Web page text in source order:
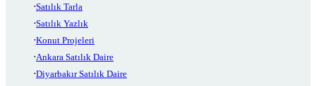
Satılık Tarla
Satılık Yazlık
Konut Projeleri
Ankara Satılık Daire
Diyarbakır Satılık Daire